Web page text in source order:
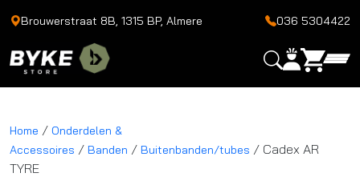
Brouwerstraat 8B, 1315 BP, Almere 036 5304422
Home / Onderdelen &
Accessoires / Banden / Buitenbanden/tubes / Cadex AR
TYRE